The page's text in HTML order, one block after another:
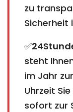
zu
Sicherheit
✅
steht
im Jahr
Uhrzeit
sofort zur